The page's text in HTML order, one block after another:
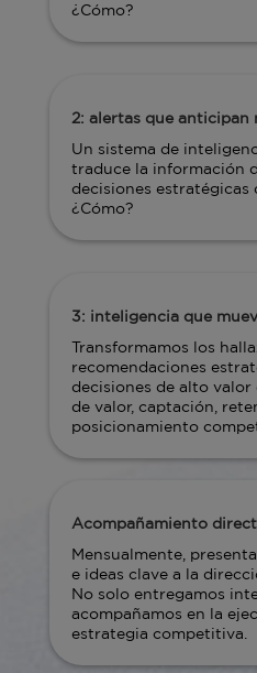
¿Cómo?
2: alertas que anticipan
Un sistema de
traduce la información
decisiones estratégicas
¿Cómo?
3: inteligencia que
Transformamos los
recomendaciones
decisiones de alto
de valor, captación,
posicionamiento
Acompañamiento
Mensualmente,
e ideas clave a la
No solo entregamos
acompañamos en la
estrategia competitiva.